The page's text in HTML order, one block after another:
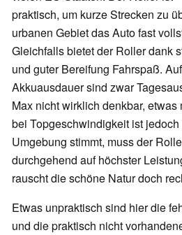
praktisch, um kurze Strecken zu
urbanen Gebiet das Auto fast
Gleichfalls bietet der Roller dank
und guter Bereifung Fahrspaß.
Akkuausdauer sind zwar
Max nicht wirklich denkbar,
bei Topgeschwindigkeit ist
Umgebung stimmt, muss der
durchgehend auf höchster
rauscht die schöne Natur doch
Etwas unpraktisch sind hier die
und die praktisch nicht